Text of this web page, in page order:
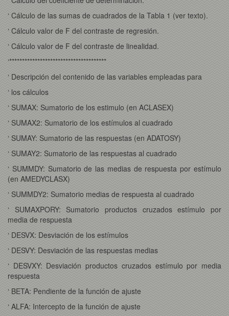
‘ Cálculo de las sumas de cuadrados de la Tabla 1 (ver texto).
‘ Cálculo valor de F del contraste de regresión.
‘ Cálculo valor de F del contraste de linealidad.
‘**************************************
‘ Descripción del contenido de las variables empleadas para
‘ los cálculos
‘ SUMAX: Sumatorio de los estimulo (en ACLASEX)
‘ SUMAX2: Sumatorio de los estímulos al cuadrado
‘ SUMAY: Sumatorio de las respuestas (en ADATOSY)
‘ SUMAY2: Sumatorio de las respuestas al cuadrado
‘ SUMMDY: Sumatorio de las medias de respuesta por estímulo
(en AMEDYCLASX)
‘ SUMMDY2: Sumatorio medias de respuesta al cuadrado
‘ SUMAXPORY: Sumatorio productos cruzados estímulo por
media de respuesta
‘ DESVX: Desviación de los estímulos
‘ DESVY: Desviación de las respuestas medias
‘ DESVXY: Desviación productos cruzados estímulo por media
respuesta
‘ BETA: Pendiente de la función de ajuste
‘ ALFA: Intercepto de la función de ajuste